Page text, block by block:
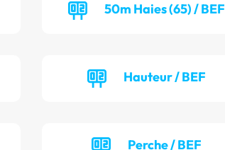
50m Haies (65) / BEF
Hauteur / BEF
Perche / BEF